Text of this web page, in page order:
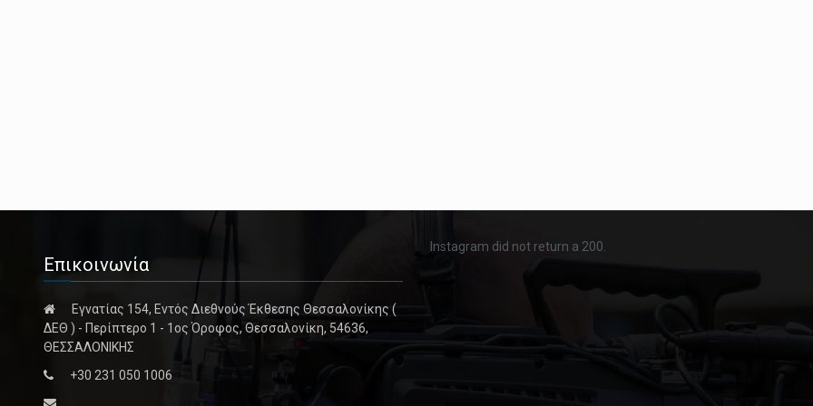
Επικοινωνία
Εγνατίας 154, Εντός Διεθνούς Έκθεσης Θεσσαλονίκης (
ΔΕΘ ) - Περίπτερο 1 - 1ος Όροφος, Θεσσαλονίκη, 54636,
ΘΕΣΣΑΛΟΝΙΚΗΣ
+30 231 050 1006
Instagram did not return a 200.